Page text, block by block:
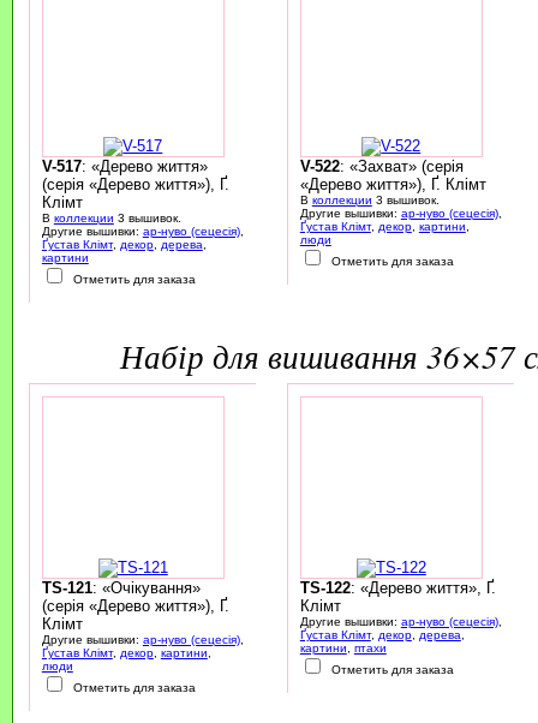
V-517: «Дерево життя»
(серія «Дерево життя»), Ґ.
Клімт
В коллекции 3 вышивок.
Другие вышивки: ар-нуво (сецесія),
Ґустав Клімт, декор, дерева
картини
Отметить для заказа
V-522: «Захват» (серія
«Дерево життя»), Ґ. Клімт
В коллекции 3 вышивок.
Другие вышивки: ар-нуво (сецесія),
Ґустав Клімт, декор, картини
люди
Отметить для заказа
набір для вишивання
TS-121: «Очікування»
(серія «Дерево життя»), Ґ.
Клімт
Другие вышивки: ар-нуво (сецесія),
Ґустав Клімт, декор, картини
люди
Отметить для заказа
TS-122: «Дерево життя», Ґ.
Клімт
Другие вышивки: ар-нуво (сецесія),
Ґустав Клімт, декор, дерева
картини
птахи
Отметить для заказа